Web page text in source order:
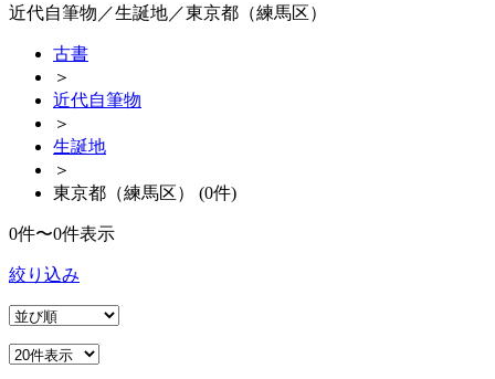
近代自筆物／生誕地／東京都（練馬区）
古書
＞
近代自筆物
＞
生誕地
＞
東京都（練馬区） (0件)
0件〜0件表示
絞り込み